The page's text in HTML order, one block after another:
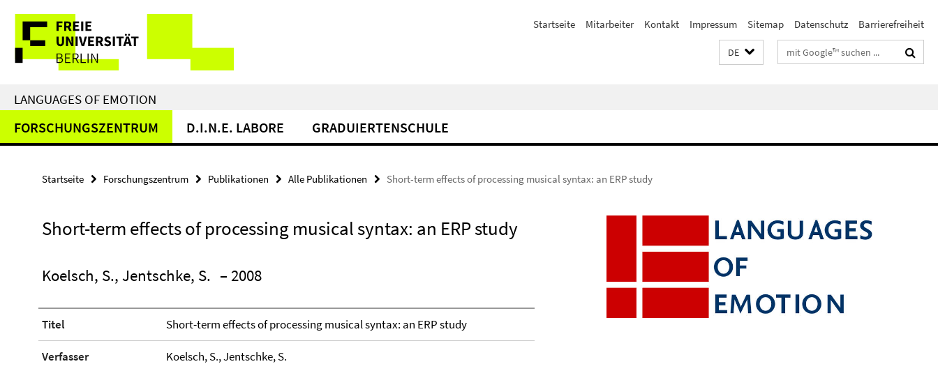
direkt
Inhalt
Service-
Navigation
Startseite Mitarbeiter Kontakt Impressum Sitemap Datenschutz Barrierefreiheit
DE Suchbegriffe
LANGUAGES OF EMOTION
FORSCHUNGSZENTRUM D.I.N.E. LABORE GRADUIERTENSCHULE
Startseite Forschungszentrum Publikationen Alle Publikationen Short-term effects of processing musical syntax: an ERP study
Short-term effects of processing musical syntax: an ERP study
Koelsch, S., Jentschke, S. – 2008
Titel Short-term effects of processing musical syntax: an ERP study
Verfasser Koelsch, S., Jentschke, S.